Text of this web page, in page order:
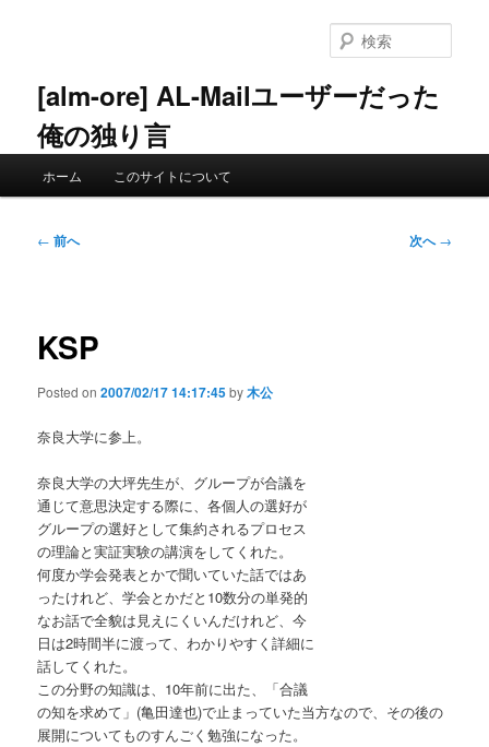
ン
へ
[alm-ore] AL-Mailユーザーだった
俺の独り言
索
ホーム このサイトについて
投
ー
ョ
← 前へ 次へ→
KSP
Posted on2007/02/17 14:17:45by木公
奈良大学に参上。
奈良大学の大坪先生が、グループが合議を
通じて意思決定する際に、各個人の選好が
グループの選好として集約されるプロセス
の理論と実証実験の講演をしてくれた。
何度か学会発表とかで聞いていた話ではあ
ったけれど、学会とかだと10数分の単発的
なお話で全貌は見えにくいんだけれど、今
日は2時間半に渡って、わかりやすく詳細に
話してくれた。
この分野の知識は、10年前に出た、「合議
の知を求めて」(亀田達也)で止まっていた当方なので、その後の
展開についてものすんごく勉強になった。